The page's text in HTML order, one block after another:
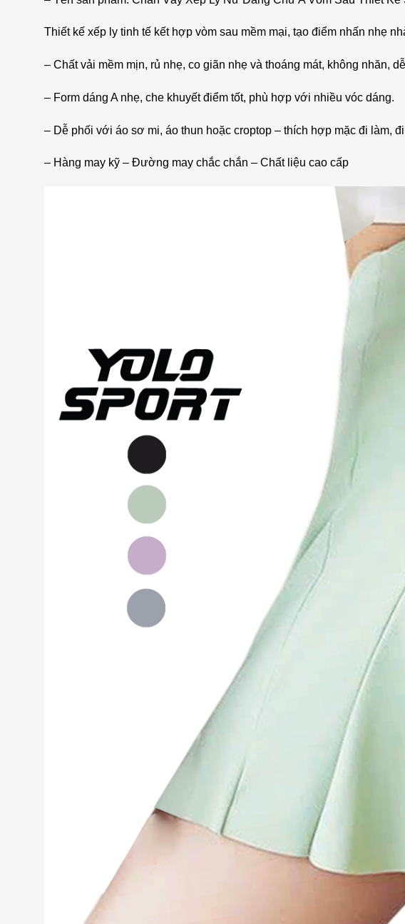
Thiết kế xếp ly tinh tế kết hợp vòm sau mềm mại, tạo điểm nhấn nhẹ
– Chất vải mềm mịn, rủ nhẹ, co giãn nhẹ và thoáng mát, không nhăn,
– Form dáng A nhẹ, che khuyết điểm tốt, phù hợp với nhiều vóc dáng.
– Dễ phối với áo sơ mi, áo thun hoặc croptop – thích hợp mặc đi làm,
– Hàng may kỹ – Đường may chắc chắn – Chất liệu cao cấp